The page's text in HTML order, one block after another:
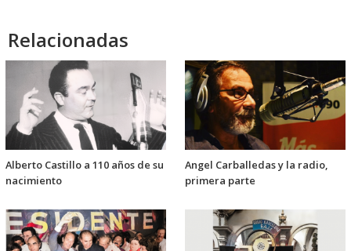
Relacionadas
Alberto Castillo a 110 años de su
nacimiento
Angel Carballedas y la radio,
primera parte